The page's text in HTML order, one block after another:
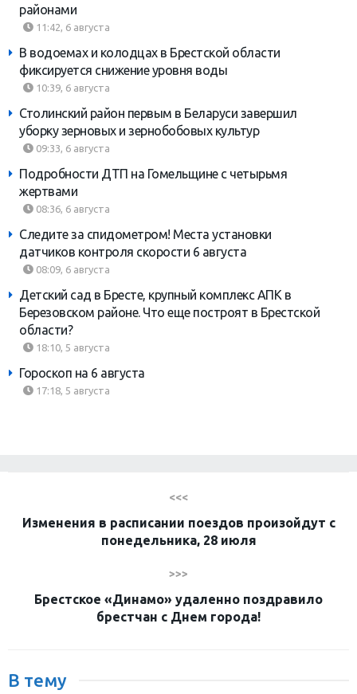
районами
11:42, 6 августа
В водоемах и колодцах в Брестской области
фиксируется снижение уровня воды
10:39, 6 августа
Столинский район первым в Беларуси завершил
уборку зерновых и зернобобовых культур
09:33, 6 августа
Подробности ДТП на Гомельщине с четырьмя
жертвами
08:36, 6 августа
Следите за спидометром! Места установки
датчиков контроля скорости 6 августа
08:09, 6 августа
Детский сад в Бресте, крупный комплекс АПК в
Березовском районе. Что еще построят в Брестской
области?
18:10, 5 августа
Гороскоп на 6 августа
17:18, 5 августа
<<<
Изменения в расписании поездов произойдут с
понедельника, 28 июля
>>>
Брестское «Динамо» удаленно поздравило
брестчан с Днем города!
В тему